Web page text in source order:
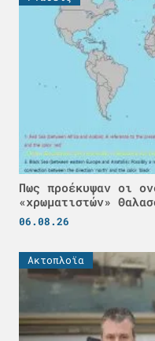
Πως προέκυψαν οι
«χρωματιστών»
06.08.26
Ακτοπλοϊα